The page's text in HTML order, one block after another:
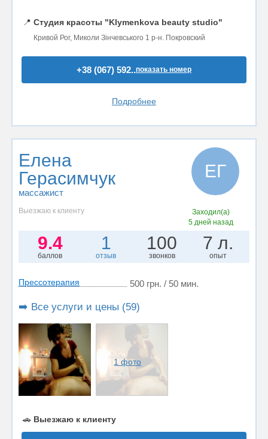
📍 Студия красоты "Klymenkova beauty studio"
Кривой Рог, Миколи Зінчевського 1 р-н. Покровский
+38 (067) 592..показать номер
Подробнее
Елена
Герасимчук
массажист
ЕГ
Выезжаю к клиенту
Заходил(а)
5 дней назад
9.4
баллов
1
отзыв
100
звонков
7 л.
опыт
Прессотерапия 500 грн. / 50 мин.
➡️ Все услуги и цены (59)
1 фото
🚗 Выезжаю к клиенту